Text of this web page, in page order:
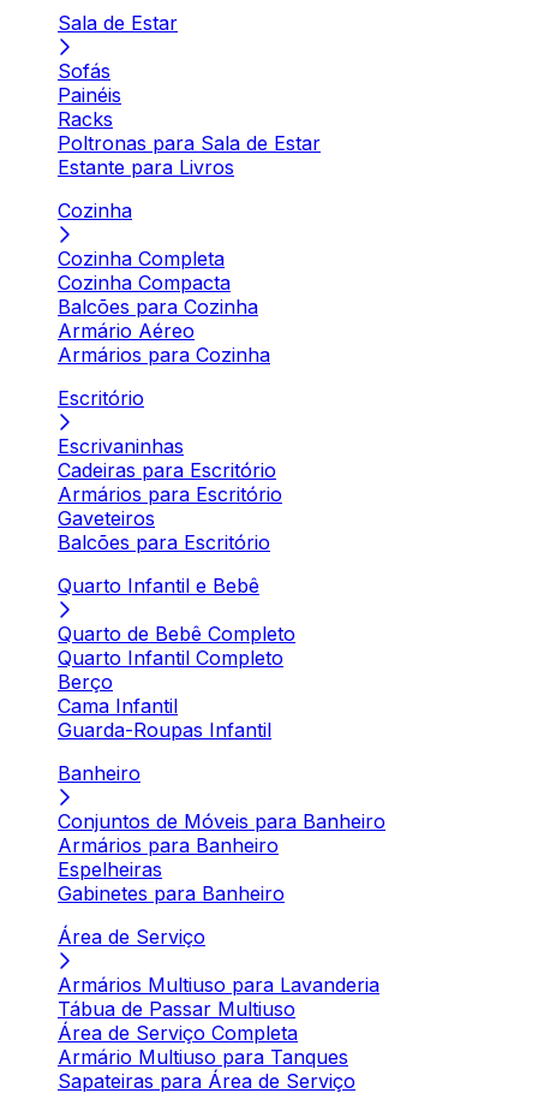
Sala de Estar
Sofás
Painéis
Racks
Poltronas para Sala de Estar
Estante para Livros
Cozinha
Cozinha Completa
Cozinha Compacta
Balcões para Cozinha
Armário Aéreo
Armários para Cozinha
Escritório
Escrivaninhas
Cadeiras para Escritório
Armários para Escritório
Gaveteiros
Balcões para Escritório
Quarto Infantil e Bebê
Quarto de Bebê Completo
Quarto Infantil Completo
Berço
Cama Infantil
Guarda-Roupas Infantil
Banheiro
Conjuntos de Móveis para Banheiro
Armários para Banheiro
Espelheiras
Gabinetes para Banheiro
Área de Serviço
Armários Multiuso para Lavanderia
Tábua de Passar Multiuso
Área de Serviço Completa
Armário Multiuso para Tanques
Sapateiras para Área de Serviço